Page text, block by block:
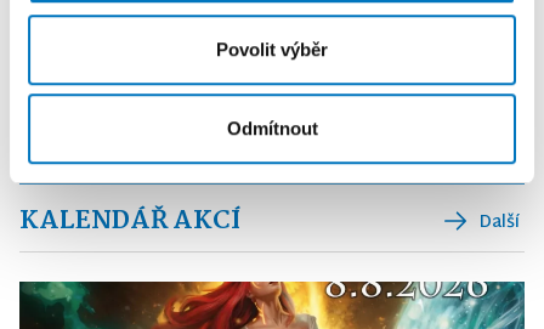
Povolit výběr
Odmítnout
KALENDÁŘ AKCÍ Další